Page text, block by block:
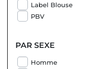
Label Blouse
PBV
PAR SEXE
Homme